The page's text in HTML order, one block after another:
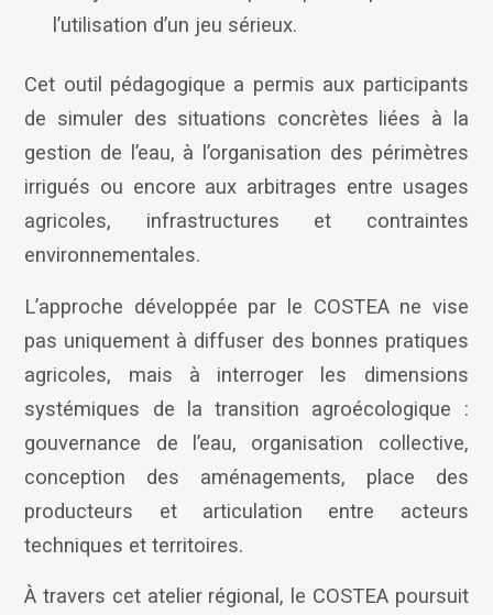
’utilisation d’un jeu sérieux.
Cet outil pédagogique a permis aux participants
de simuler des situations concrètes liées à la
gestion de l ’eau, à l’organisation des périmètres
irrigués ou encore aux arbitrages entre usages
agricoles, infrastructures et contraintes
environnementales.
L’approche développée par le COSTEA ne vise
pas uniquement à diffuser des bonnes pratiques
agricoles, mais à interroger les dimensions
systémiques de la transition agroécologique :
gouvernance de l’eau, organisation collective,
conception des aménagements, place des
producteurs et articulation entre acteurs
techniques et territoires.
À travers cet atelier régional, le COSTEA poursuit